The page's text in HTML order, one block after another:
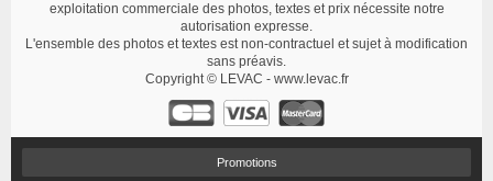
exploitation commerciale des photos, textes et prix nécessite notre
autorisation expresse.
L'ensemble des photos et textes est non-contractuel et sujet à modification
sans préavis.
Copyright © LEVAC - www.levac.fr
Promotions